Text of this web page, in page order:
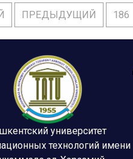
ПРЕДЫДУЩИЙ 186
университет
технологий имени